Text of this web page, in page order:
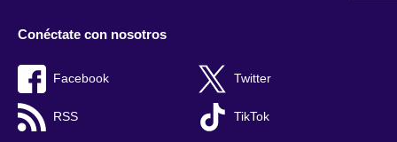
Conéctate con nosotros
Facebook Twitter
RSS TikTok